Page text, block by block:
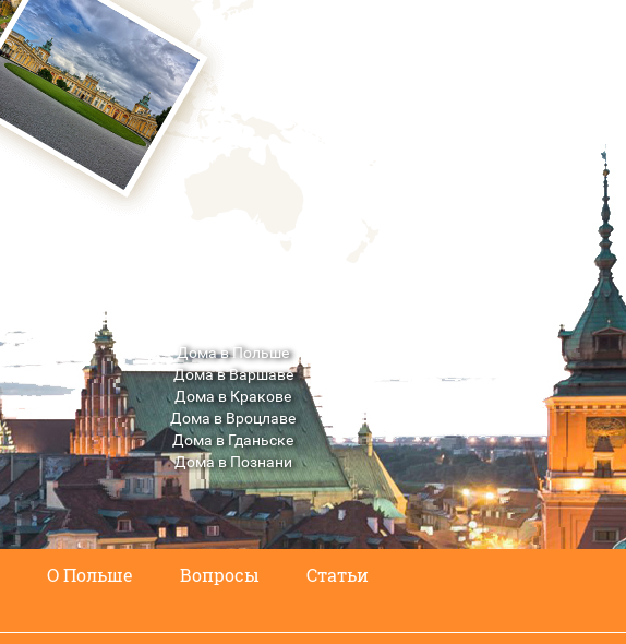
Дома в Польше
Дома в Варшаве
Дома в Кракове
Дома в Вроцлаве
Дома в Гданьске
Дома в Познани
Дома в Люблине
О Польше Вопросы
Статьи